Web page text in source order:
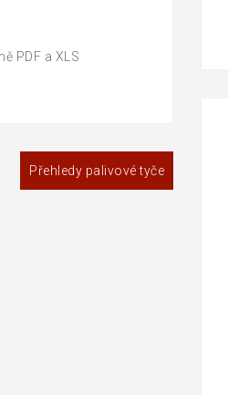
PDF a XLS
Přehledy palivové tyče